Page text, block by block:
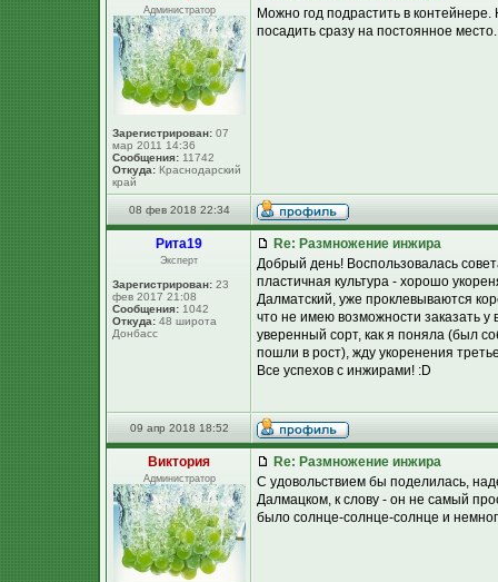
Администратор
Зарегистрирован: 07
мар 2011 14:36
Сообщения: 11742
Откуда: Краснодарский
край
Можно год подрастить в
посадить сразу на постоянное
08 фев 2018 22:34
Рита19
Эксперт
Зарегистрирован: 23
фев 2017 21:08
Сообщения: 1042
Откуда: 48 широта
Донбасс
Re: Размножение инжира
Добрый день! Воспользовалась
пластичная культура - хорошо
Далматский, уже проклевываются
что не имею возможности заказать у
уверенный сорт, как я поняла (был
пошли в рост), жду укоренения
Все успехов с инжирами! :D
09 апр 2018 18:52
Виктория
Администратор
Re: Размножение инжира
С удовольствием бы поделилась,
Далмацком, к слову - он не самый
было солнце-солнце-солнце и